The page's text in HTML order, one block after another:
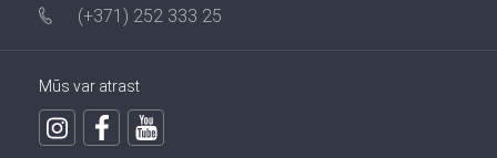
(+371) 252 333 25
Mūs var atrast